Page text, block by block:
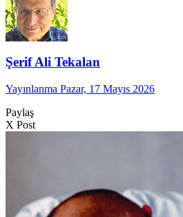
Şerif Ali Tekalan
Yayınlanma Pazar, 17 Mayıs 2026
Paylaş
X Post